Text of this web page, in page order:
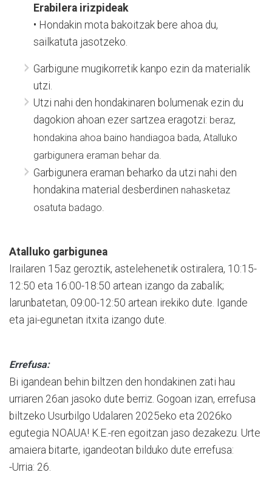
Erabilera irizpideak
• Hondakin mota bakoitzak bere ahoa du,
sailkatuta jasotzeko.
Garbigune mugikorretik kanpo ezin da materialik
utzi.
Utzi nahi den hondakinaren bolumenak ezin du
dagokion ahoan ezer sartzea eragotzi: beraz,
hondakina ahoa baino handiagoa bada, Atalluko
garbigunera eraman behar da.
Garbigunera eraman beharko da utzi nahi den
hondakina material desberdinen nahasketaz
osatuta badago.
Atalluko garbigunea
Irailaren 15az geroztik, astelehenetik ostiralera, 10:15-
12:50 eta 16:00-18:50 artean izango da zabalik;
larunbatetan, 09:00-12:50 artean irekiko dute. Igande
eta jai-egunetan itxita izango dute.
Errefusa:
Bi igandean behin biltzen den hondakinen zati hau
urriaren 26an jasoko dute berriz. Gogoan izan, errefusa
biltzeko Usurbilgo Udalaren 2025eko eta 2026ko
egutegia NOAUA! K.E.-ren egoitzan jaso dezakezu. Urte
amaiera bitarte, igandeotan bilduko dute errefusa:
-Urria: 26.